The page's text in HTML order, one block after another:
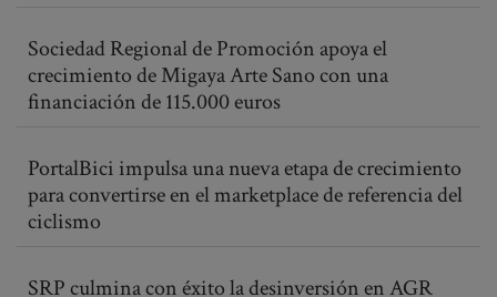
Sociedad Regional de Promoción apoya el
crecimiento de Migaya Arte Sano con una
financiación de 115.000 euros
PortalBici impulsa una nueva etapa de crecimiento
para convertirse en el marketplace de referencia del
ciclismo
SRP culmina con éxito la desinversión en AGR